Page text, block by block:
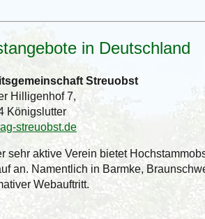
in Deutschland
Streuobst
Hilligenhof 7,
Königslutter
streuobst.de
sehr aktive Verein bietet
an. Namentlich in Barmke,
Webauftritt.